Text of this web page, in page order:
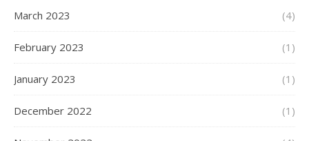
March 2023 (4)
February 2023 (1)
January 2023 (1)
December 2022 (1)